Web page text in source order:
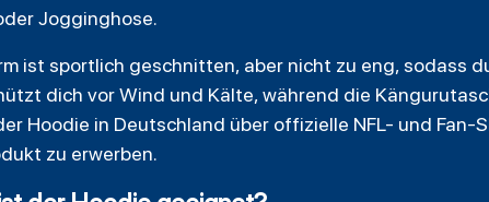
Jogginghose.
ist sportlich geschnitten, aber nicht zu eng, sodass
dich vor Wind und Kälte, während die
Hoodie in Deutschland über offizielle NFL- und Fan-
zu erwerben.